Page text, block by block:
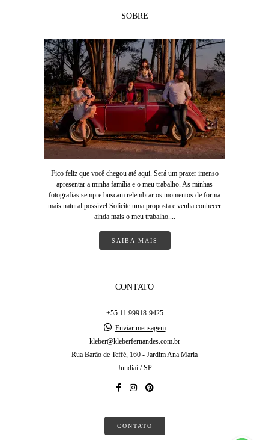
SOBRE
Fico feliz que você chegou até aqui. Será um prazer imenso
apresentar a minha família e o meu trabalho. As minhas
fotografias sempre buscam relembrar os momentos de forma
mais natural possível.Solicite uma proposta e venha conhecer
ainda mais o meu trabalho....
SAIBA MAIS
CONTATO
+55 11 99918-9425
Enviar mensagem
kleber@kleberfernandes.com.br
Rua Barão de Teffé, 160 - Jardim Ana Maria
Jundiaí / SP
CONTATO